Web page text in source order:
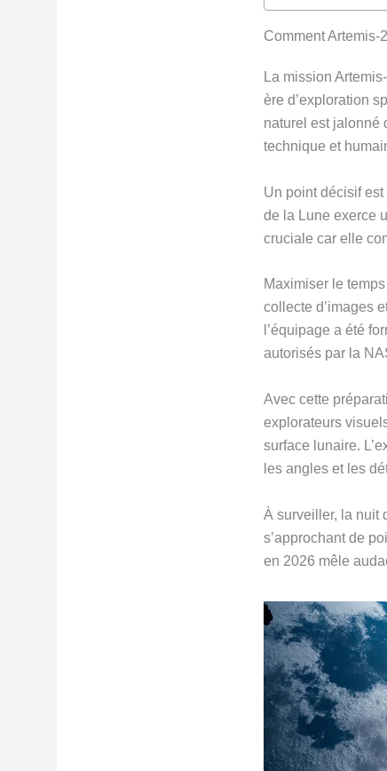
Comment Artemis-
La mission
ère d’exploration
naturel est jalonné
technique et
Un point décisif est
de la Lune exerce
cruciale car elle
Maximiser le
collecte d’images
l’équipage a été
autorisés par la
Avec cette
explorateurs
surface lunaire.
les angles et les
À surveiller, la nuit
s’approchant de
en 2026 mêle